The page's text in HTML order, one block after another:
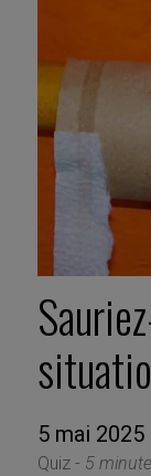
5 mai 2025
Quiz - 5